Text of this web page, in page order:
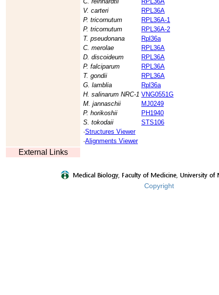
V. carteri
RPL36A
P. tricornutum
RPL36A-1
P. tricornutum
RPL36A-2
T. pseudonana
Rpl36a
C. merolae
RPL36A
D. discoideum
RPL36A
P. falciparum
RPL36A
T. gondii
RPL36A
G. lamblia
Rpl36a
H. salinarum NRC-1 VNG0551G
M. jannaschii
MJ0249
P. horikoshii
PH1940
S. tokodaii
STS106
·Structures Viewer
·Alignments Viewer
External Links
Copyright